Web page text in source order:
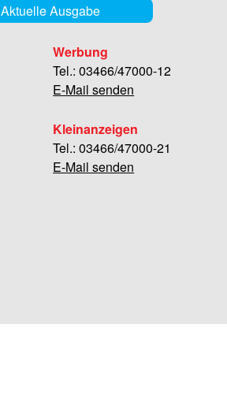
Aktuelle Ausgabe
Werbung
Tel.: 03466/47000-12
E-Mail senden
Kleinanzeigen
Tel.: 03466/47000-21
E-Mail senden